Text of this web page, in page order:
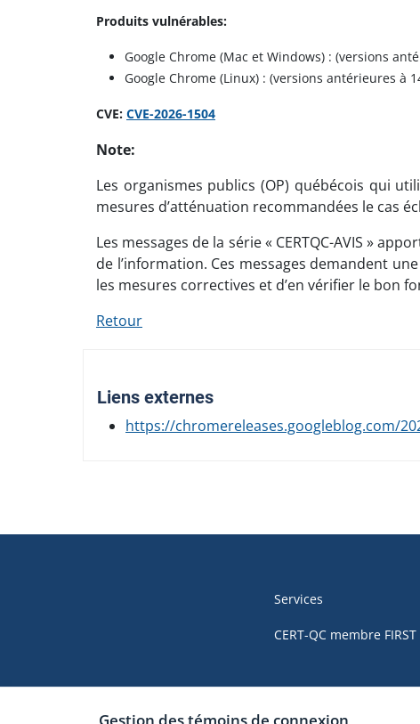
Produits vulnérables:
Google Chrome (Mac et Windows) : (versions
Google Chrome (Linux) : (versions antérieures à
CVE: CVE-2026-1504
Note:
Les organismes publics (OP) québécois qui
mesures d’atténuation recommandées le cas
Les messages de la série « CERTQC-AVIS »
de l’information. Ces messages demandent
les mesures correctives et d’en vérifier le bon
Retour
Liens externes
https://chromereleases.googleblog.com/
de
page
Services
CERT-QC membre FIRST